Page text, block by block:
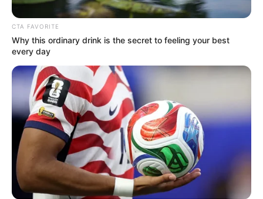
Posted
in
Friss hírek
Molnár Áron nyílt levélben
CTA FAVORITE
Why this ordinary drink is the secret to feeling your best
every day